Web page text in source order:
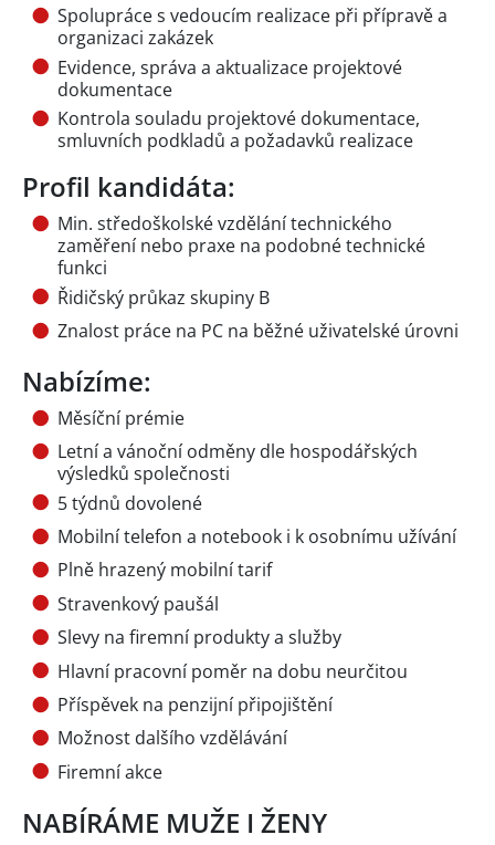
Spolupráce s vedoucím realizace při přípravě a
organizaci zakázek
Evidence, správa a aktualizace projektové
dokumentace
Kontrola souladu projektové dokumentace,
smluvních podkladů a požadavků realizace
Profil kandidáta:
Min. středoškolské vzdělání technického
zaměření nebo praxe na podobné technické
funkci
Řidičský průkaz skupiny B
Znalost práce na PC na běžné uživatelské úrovni
Nabízíme:
Měsíční prémie
Letní a vánoční odměny dle hospodářských
výsledků společnosti
5 týdnů dovolené
Mobilní telefon a notebook i k osobnímu užívání
Plně hrazený mobilní tarif
Stravenkový paušál
Slevy na firemní produkty a služby
Hlavní pracovní poměr na dobu neurčitou
Příspěvek na penzijní připojištění
Možnost dalšího vzdělávání
Firemní akce
NABÍRÁME MUŽE I ŽENY